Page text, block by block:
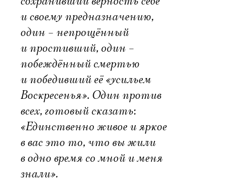
и своему предназначению,
один – непрощённый
и простивший, один –
побеждённый смертью
и победивший её «усильем
Воскресенья». Один против
всех, готовый сказать:
«Единственно живое и яркое
в вас это то, что вы жили
в одно время со мной и меня
знали».